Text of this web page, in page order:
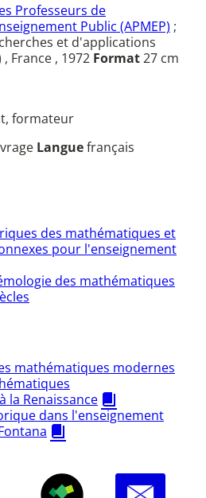
Professeurs de
Public (APMEP) ;
et d'applications
France , 1972 Format27 cm
formateur
Languefrançais
des mathématiques et
pour l'enseignement
des mathématiques
mathématiques modernes
la Renaissance
dans l'enseignement